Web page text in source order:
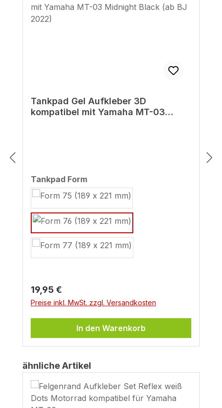
Tankpad Gel Aufkleber 3D
kompatibel mit Yamaha MT-03
Tankpad Formauswählen
Regulärer Preis:
19,95 €
Preise inkl. MwSt. zzgl. Versandkosten
In den Warenkorb
Produktgalerie überspringen
ähnliche Artikel